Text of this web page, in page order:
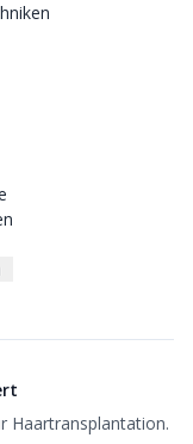
Haartransplantation.